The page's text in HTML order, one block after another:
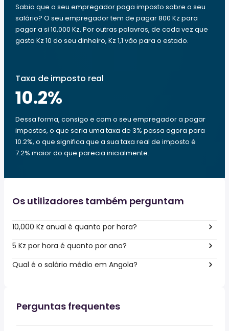
Sabia que o seu empregador paga imposto sobre o seu
salário? O seu empregador tem de pagar 800 Kz para
pagar a si 10,000 Kz. Por outras palavras, de cada vez que
gasta Kz 10 do seu dinheiro, Kz 1,1 vão para o estado.
Taxa de imposto real
10.2%
Dessa forma, consigo e com o seu empregador a pagar
impostos, o que seria uma taxa de 3% passa agora para
10.2%, o que significa que a sua taxa real de imposto é
7.2% maior do que parecia inicialmente.
Os utilizadores também perguntam
10,000 Kz anual é quanto por hora?
5 Kz por hora é quanto por ano?
Qual é o salário médio em Angola?
Perguntas frequentes